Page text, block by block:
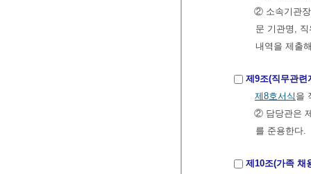
② 소속기관
문 기관명,
내역을 제출
제9조(직무관
제8호서식 을
② 담당관은
를 준용한다.
제10조(가족 채